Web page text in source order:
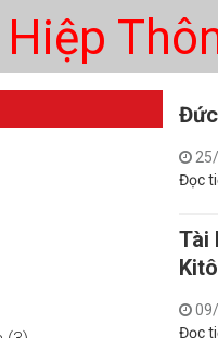
Đọc
Tài
Đọc